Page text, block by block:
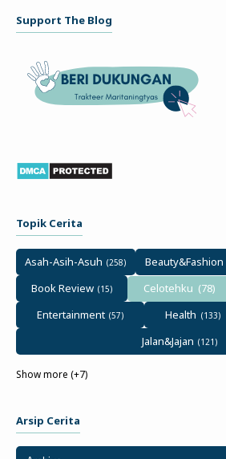
Support The Blog
Topik Cerita
Asah-Asih-Asuh Beauty&Fashion
Book Review
Celotehku
Entertainment
Health
Jalan&Jajan
Show more (+7)
Arsip Cerita